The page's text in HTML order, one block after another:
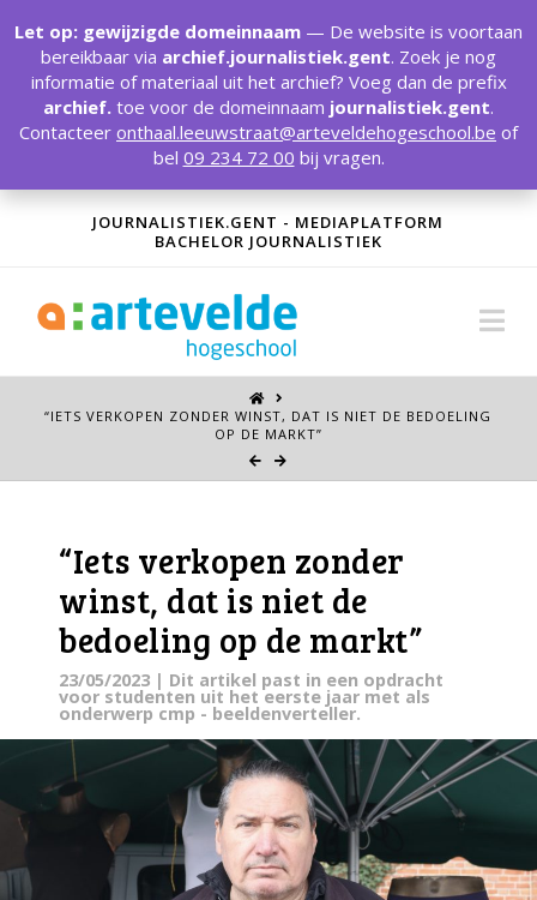
JOURNALISTIEK.GENT - MEDIAPLATFORM
BACHELOR JOURNALISTIEK
“IETS VERKOPEN ZONDER WINST, DAT IS NIET DE BEDOELING
OP DE MARKT”
“Iets verkopen zonder
winst, dat is niet de
bedoeling op de markt”
23/05/2023 | Dit artikel past in een opdracht
voor studenten uit het eerste jaar met als
onderwerp cmp - beeldenverteller.
Let op: gewijzigde domeinnaam — De website is voortaan
bereikbaar via archief.journalistiek.gent. Zoek je nog
informatie of materiaal uit het archief? Voeg dan de prefix
archief. toe voor de domeinnaam journalistiek.gent.
Contacteer onthaal.leeuwstraat@arteveldehogeschool.be of
bel 09 234 72 00 bij vragen.